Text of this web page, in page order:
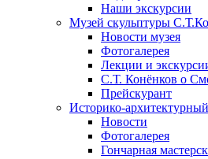
Наши экскурсии
Музей скульптуры
Новости музея
Фотогалерея
Лекции и
С.Т. Конёнков о
Прейскурант
Историко-
Новости
Фотогалерея
Гончарная